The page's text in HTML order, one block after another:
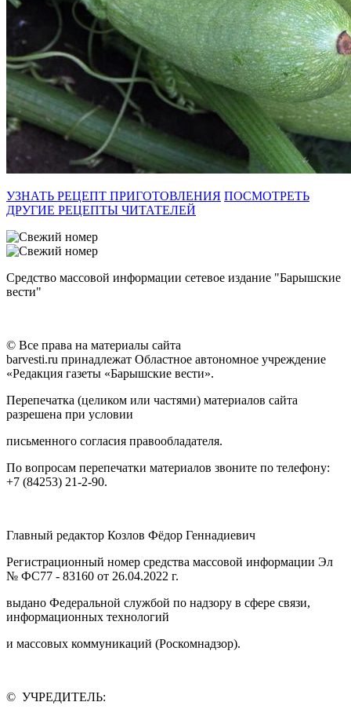
УЗНАТЬ РЕЦЕПТ ПРИГОТОВЛЕНИЯ ПОСМОТРЕТЬ
ДРУГИЕ РЕЦЕПТЫ ЧИТАТЕЛЕЙ
Средство массовой информации сетевое издание "Барышские
вести"
© Все права на материалы сайта
barvesti.ru принадлежат Областное автономное учреждение
«Редакция газеты «Барышские вести».
Перепечатка (целиком или частями) материалов сайта
разрешена при условии
письменного согласия правообладателя.
По вопросам перепечатки материалов звоните по телефону:
+7 (84253) 21-2-90.
Главный редактор Козлов Фёдор Геннадиевич
Регистрационный номер средства массовой информации Эл
№ ФС77 - 83160 от 26.04.2022 г.
выдано Федеральной службой по надзору в сфере связи,
информационных технологий
и массовых коммуникаций (Роскомнадзор).
© УЧРЕДИТЕЛЬ: